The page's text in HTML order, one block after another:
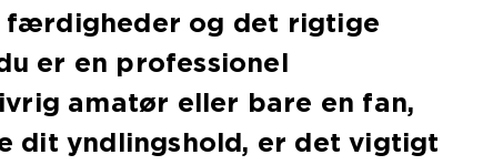
og det rigtige
er en professionel
amatør eller bare en fan,
dit yndlingshold, er det vigtigt